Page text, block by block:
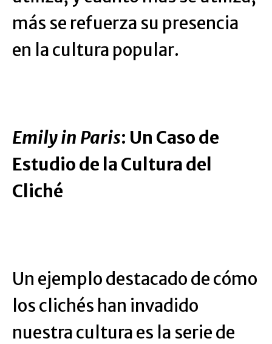
más se refuerza su presencia
en la cultura popular.
Emily in Paris: Un Caso de
Estudio de la Cultura del
Cliché
Un ejemplo destacado de cómo
los clichés han invadido
nuestra cultura es la serie de